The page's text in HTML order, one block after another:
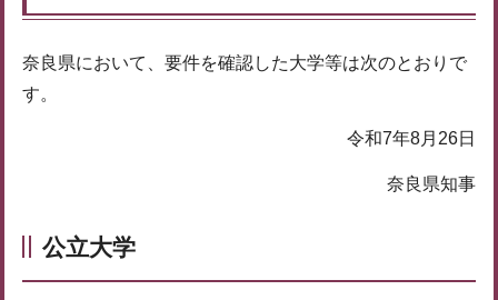
奈良県において、要件を確認した大学等は次のとおりで
す。
令和7年8月26日
奈良県知事
公立大学